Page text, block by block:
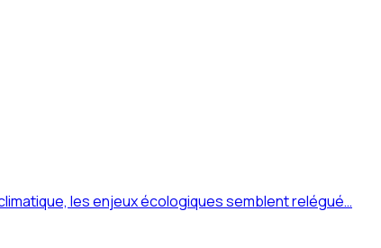
les enjeux écologiques semblent relégué…